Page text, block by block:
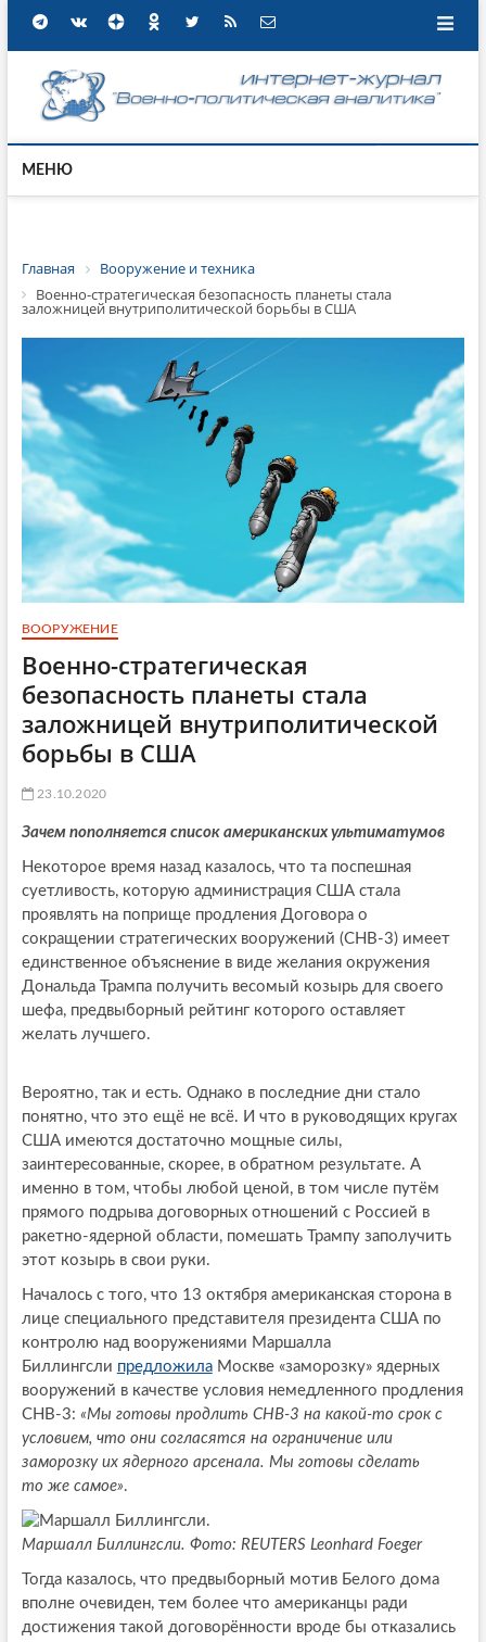
МЕНЮ
Главная
Вооружение и техника
Военно-стратегическая безопасность планеты стала
заложницей внутриполитической борьбы в США
ВООРУЖЕНИЕ
Военно-стратегическая
безопасность планеты стала
заложницей внутриполитической
борьбы в США
23.10.2020
Зачем пополняется список американских ультиматумов
Некоторое время назад казалось, что та поспешная
суетливость, которую администрация США стала
проявлять на поприще продления Договора о
сокращении стратегических вооружений (СНВ-3) имеет
единственное объяснение в виде желания окружения
Дональда Трампа получить весомый козырь для своего
шефа, предвыборный рейтинг которого оставляет
желать лучшего.
Вероятно, так и есть. Однако в последние дни стало
понятно, что это ещё не всё. И что в руководящих кругах
США имеются достаточно мощные силы,
заинтересованные, скорее, в обратном результате. А
именно в том, чтобы любой ценой, в том числе путём
прямого подрыва договорных отношений с Россией в
ракетно-ядерной области, помешать Трампу заполучить
этот козырь в свои руки.
Началось с того, что 13 октября американская сторона в
лице специального представителя президента США по
контролю над вооружениями Маршалла
Биллингсли предложилаМоскве «заморозку» ядерных
вооружений в качестве условия немедленного продления
СНВ-3: «Мы готовы продлить СНВ-3 на какой-то срок с
условием, что они согласятся на ограничение или
заморозку их ядерного арсенала. Мы готовы сделать
то же самое».
Маршалл Биллингсли. Фото: REUTERS Leonhard Foeger
Тогда казалось, что предвыборный мотив Белого дома
вполне очевиден, тем более что американцы ради
достижения такой договорённости вроде бы отказались